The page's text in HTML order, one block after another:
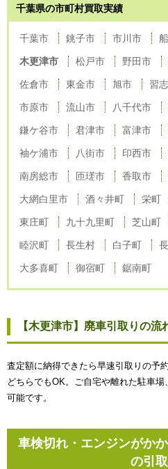
千葉県の市町村買取実績
千葉市 銚子市 市川市
木更津市 松戸市 野田市
佐倉市 東金市 旭市 習
市原市 流山市 八千代市
鎌ケ谷市 君津市 富津市
袖ケ浦市 八街市 印西市
南房総市 匝瑳市 香取市
大網白里市 酒々井町 栄町
東庄町 九十九里町 芝山町
睦沢町 長生村 白子町
大多喜町 御宿町 鋸南町
【木更津市】廃車引取りの流
査定額に納得できたら早速引取りの予
どちらでもOK。ご自宅や離れた駐車
可能です。
車検切れ・エンジンがか
の引